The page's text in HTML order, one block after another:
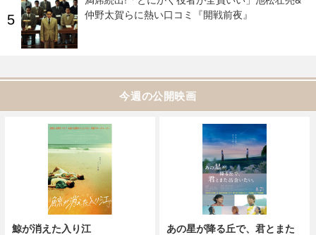
仲野太賀らに熱い口コミ『開戦前夜』
今週の公開映画
鯨が消えた入り江
あの星が降る丘で、君とまた